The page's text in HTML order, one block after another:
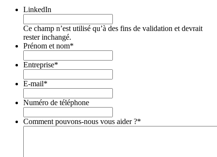
LinkedIn
Ce champ n’est utilisé qu’à des fins de validation et devrait
rester inchangé.
Prénom et nom*
Entreprise*
E-mail*
Numéro de téléphone
Comment pouvons-nous vous aider ?*